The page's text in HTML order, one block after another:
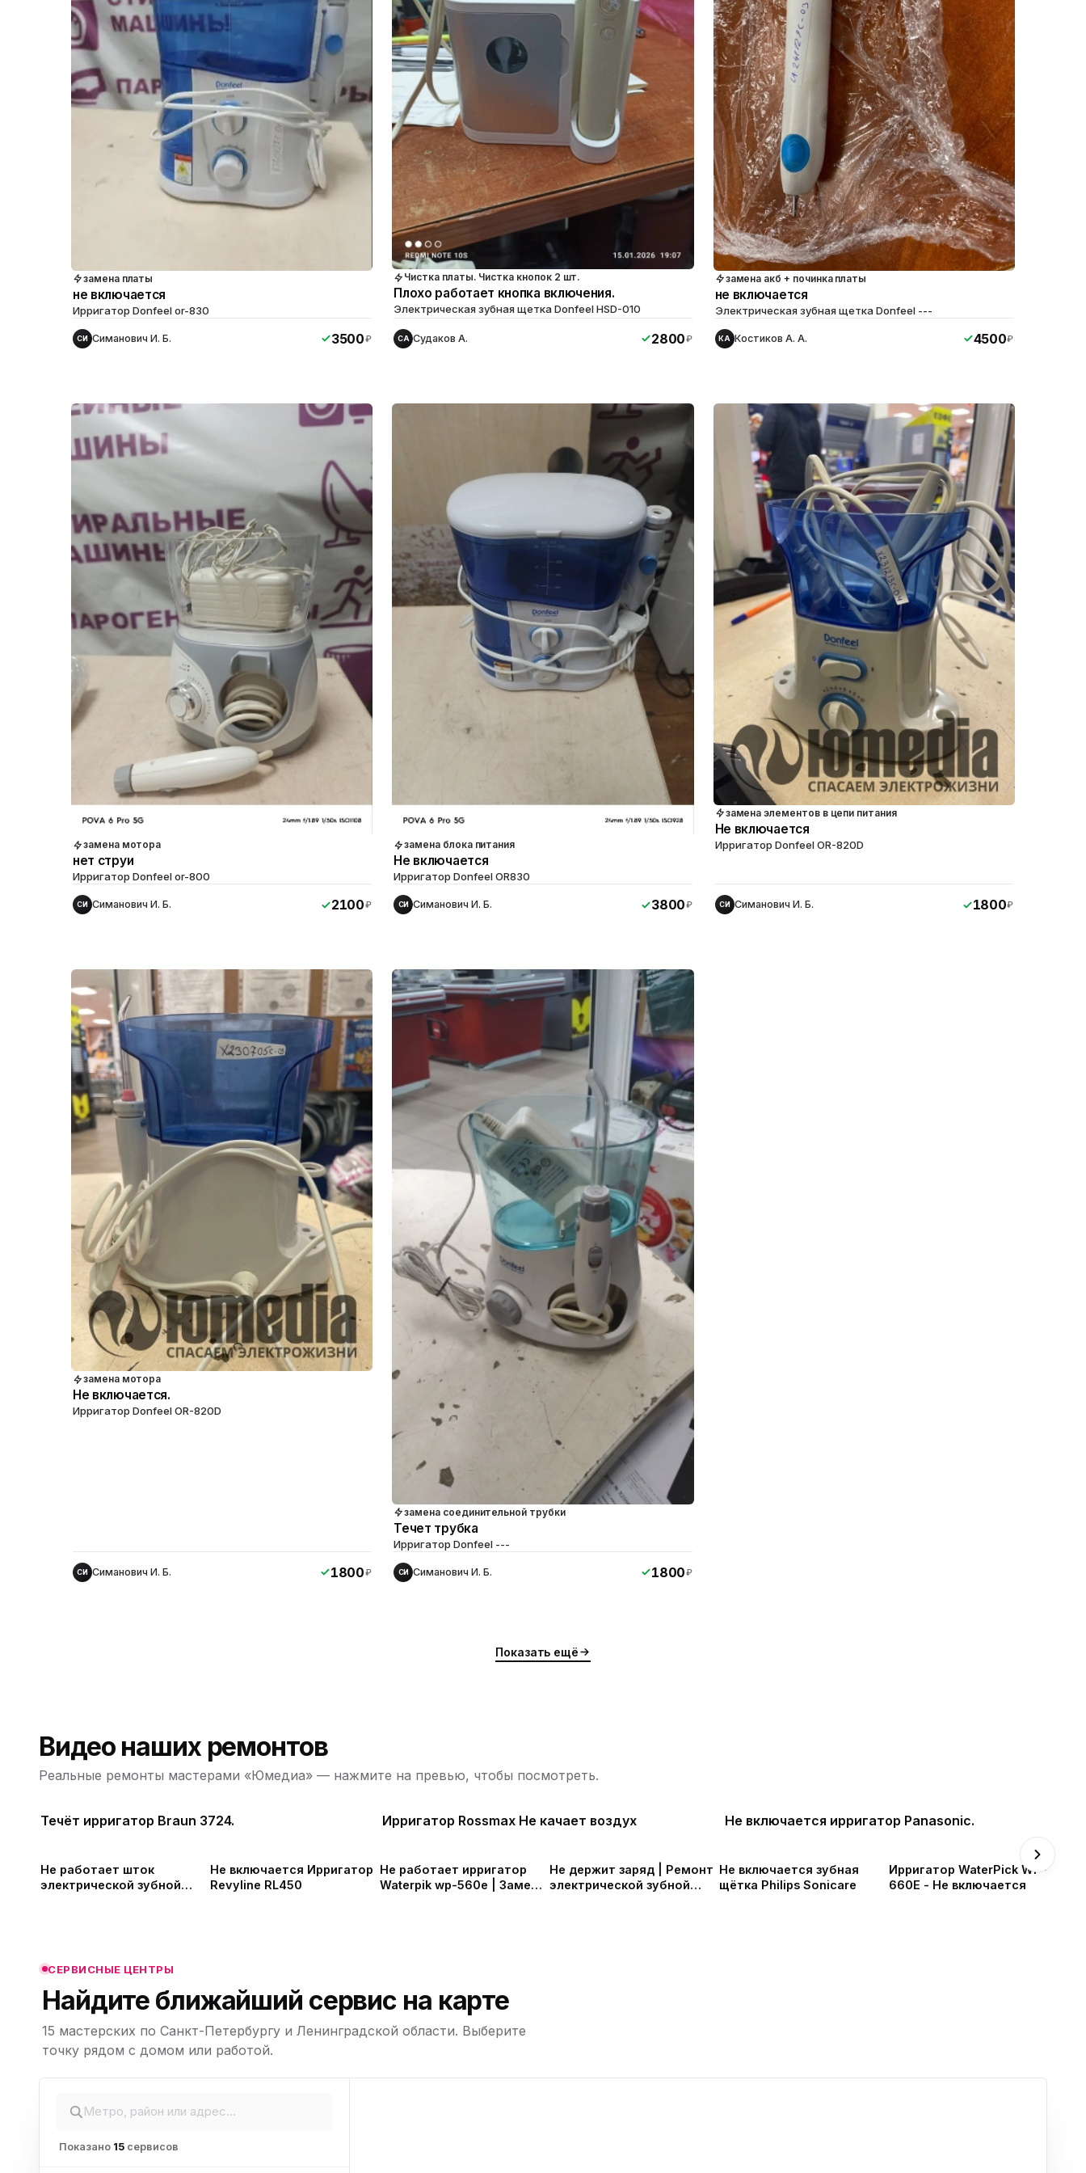
замена платы
не включается
Ирригатор Donfeel or-830
СИ Симанович И. Б. 3500₽
Чистка платы. Чистка кнопок 2 шт.
Плохо работает кнопка включения.
Электрическая зубная щетка Donfeel HSD-010
СА Судаков А. 2800₽
замена акб + починка платы
не включается
Электрическая зубная щетка Donfeel ---
КА Костиков А. А. 4500₽
замена мотора
нет струи
Ирригатор Donfeel or-800
СИ Симанович И. Б. 2100₽
замена блока питания
Не включается
Ирригатор Donfeel OR830
СИ Симанович И. Б. 3800₽
замена элементов в цепи питания
Не включается
Ирригатор Donfeel OR-820D
СИ Симанович И. Б. 1800₽
замена мотора
Не включается.
Ирригатор Donfeel OR-820D
СИ Симанович И. Б. 1800₽
замена соединительной трубки
Течет трубка
Ирригатор Donfeel ---
СИ Симанович И. Б. 1800₽
Показать ещё
Видео наших ремонтов
Реальные ремонты мастерами «Юмедиа» — нажмите на превью, чтобы посмотреть.
Течёт ирригатор Braun 3724. Ирригатор Rossmax Не качает воздух Не включается ирригатор Panasonic.
Не работает шток
электрической зубной
Не включается Ирригатор
Revyline RL450
Не работает ирригатор
Waterpik wp-560e | Замена
Не держит заряд | Ремонт
электрической зубной
Не включается зубная
щётка Philips Sonicare
Ирригатор WaterPick WP-
660E - Не включается
СЕРВИСНЫЕ ЦЕНТРЫ
Найдите ближайший сервис на карте
15 мастерских по Санкт-Петербургу и Ленинградской области. Выберите
точку рядом с домом или работой.
Показано 15 сервисов
ю